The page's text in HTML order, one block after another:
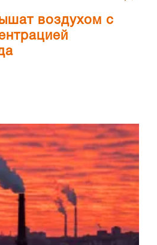
воздухом с